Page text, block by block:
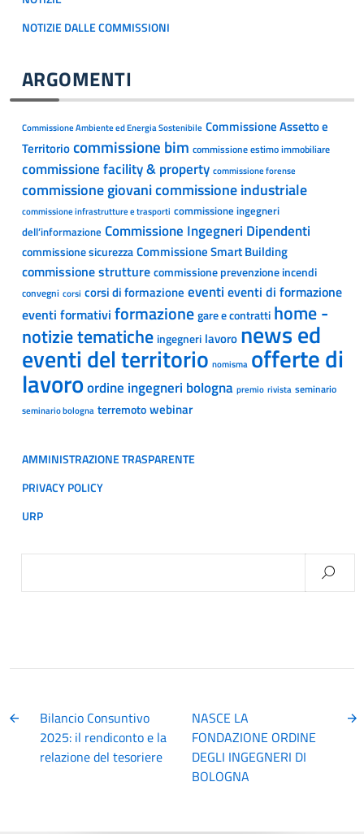
NOTIZIE DALLE COMMISSIONI
ARGOMENTI
Commissione Ambiente ed Energia Sostenibile Commissione Assetto e
Territoriocommissione bim commissione estimo immobiliare
commissione facility & property commissione forense
commissione giovanicommissione industriale
commissione infrastrutture e trasporti commissione ingegneri
dell’informazione Commissione Ingegneri Dipendenti
commissione sicurezzaCommissione Smart Building
commissione strutturecommissione prevenzione incendi
convegni corsi corsi di formazione eventi eventi di formazione
eventi formativi formazionegare e contratti home -
notizie tematiche ingegneri lavoro news ed
eventi del territorio nomisma offerte di
lavoroordine ingegneri bologna premio rivista seminario
seminario bologna terremotowebinar
AMMINISTRAZIONE TRASPARENTE
PRIVACY POLICY
URP
Bilancio Consuntivo
2025: il rendiconto e la
relazione del tesoriere
NASCE LA
FONDAZIONE ORDINE
DEGLI INGEGNERI DI
BOLOGNA